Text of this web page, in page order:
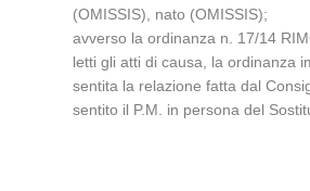
(OMISSIS), nato (OMISSIS);
avverso la ordinanza n. 17/14
letti gli atti di causa, la ordinanza
sentita la relazione fatta dal
sentito il P.M. in persona del